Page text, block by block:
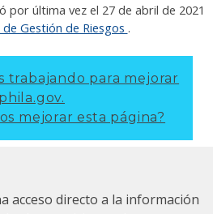
por última vez el 27 de abril de 2021
Gestión de Riesgos .
trabajando para mejorar
phila.gov.
mejorar esta página?
acceso directo a la información